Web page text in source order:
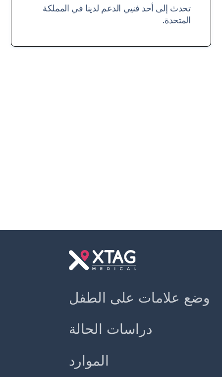
تحدث إلى أحد فنيي الدعم لدينا في المملكة
المتحدة.
وضع علامات على الطفل
دراسات الحالة
الموارد